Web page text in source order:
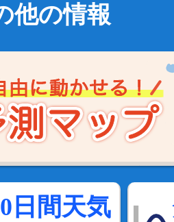
他の情報
日間天気